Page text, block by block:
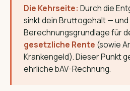
Die Kehrseite: Durch die
sinkt dein Bruttogehalt — und
Berechnungsgrundlage für
gesetzliche Rente (sowie
Krankengeld). Dieser Punkt
ehrliche bAV-Rechnung.